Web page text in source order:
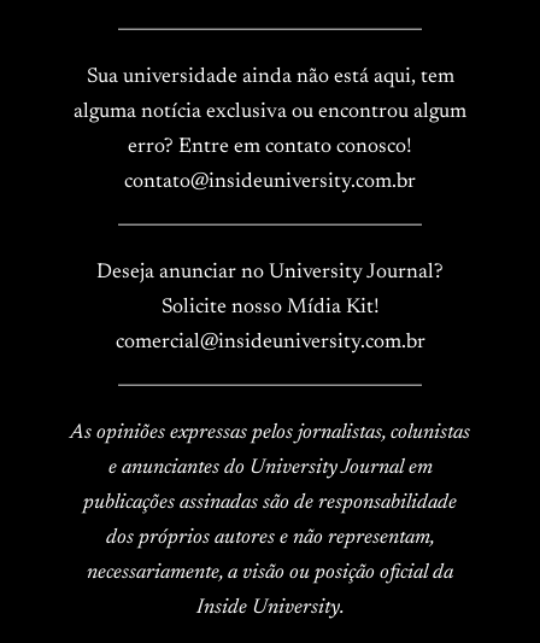
Sua universidade ainda não está aqui, tem
alguma notícia exclusiva ou encontrou algum
erro? Entre em contato conosco!
contato@insideuniversity.com.br
Deseja anunciar no University Journal?
Solicite nosso Mídia Kit!
comercial@insideuniversity.com.br
As opiniões expressas pelos jornalistas, colunistas
e anunciantes do University Journal em
publicações assinadas são de responsabilidade
dos próprios autores e não representam,
necessariamente, a visão ou posição oficial da
Inside University.